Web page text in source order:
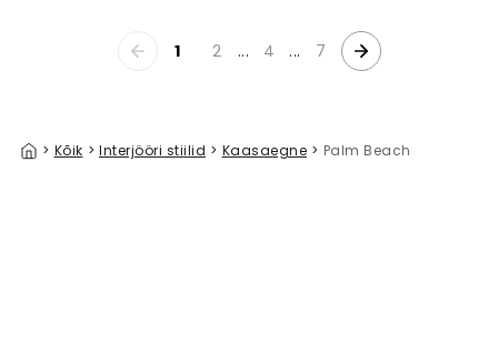
1 2 ... 4 ... 7
> Kõik > Interjööri stiilid > Kaasaegne > Palm Beach